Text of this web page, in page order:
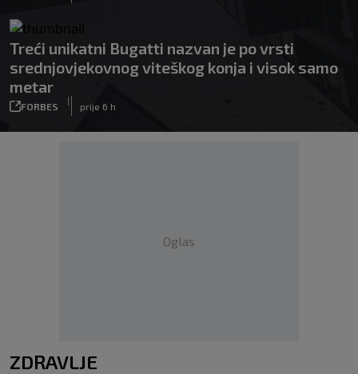
Treći unikatni Bugatti nazvan je po vrsti
srednjovjekovnog viteškog konja i visok samo
metar
FORBES
|
prije 6 h
Oglas
ZDRAVLJE